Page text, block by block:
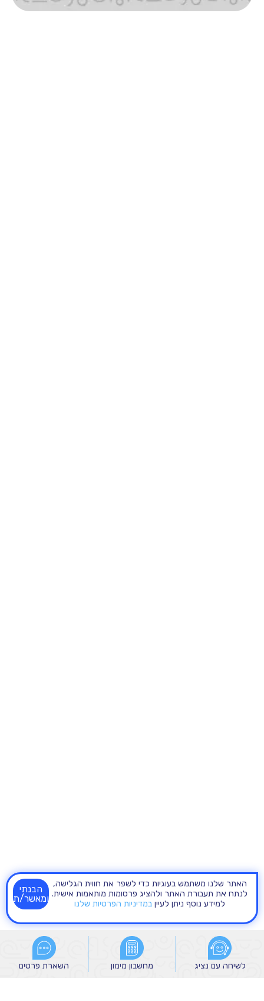
לשיחה עם נציג מחשבון מימון השארת פרטים
האתר שלנו משתמש בעוגיות כדי לשפר את חווית הגלישה,
לנתח את תעבורת האתר ולהציג פרסומות מותאמות אישית.
למידע נוסף ניתן לעיין במדיניות הפרטיות שלנו
הבנתי
ומאשר/ת
לשיחה עם נציג מחשבון מימון השארת פרטים